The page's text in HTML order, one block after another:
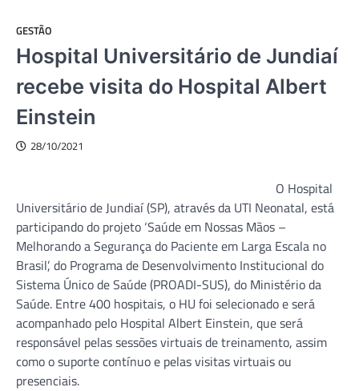
GESTÃO
Hospital Universitário de Jundiaí
recebe visita do Hospital Albert
Einstein
28/10/2021
O Hospital
Universitário de Jundiaí (SP), através da UTI Neonatal, está
participando do projeto ‘Saúde em Nossas Mãos –
Melhorando a Segurança do Paciente em Larga Escala no
Brasil’, do Programa de Desenvolvimento Institucional do
Sistema Único de Saúde (PROADI-SUS), do Ministério da
Saúde. Entre 400 hospitais, o HU foi selecionado e será
acompanhado pelo Hospital Albert Einstein, que será
responsável pelas sessões virtuais de treinamento, assim
como o suporte contínuo e pelas visitas virtuais ou
presenciais.